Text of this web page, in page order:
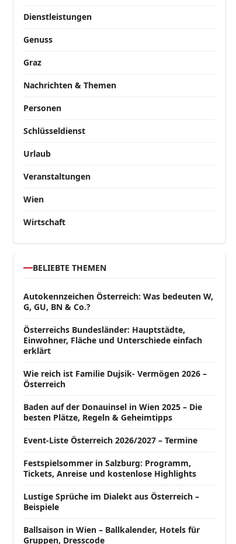
Dienstleistungen
Genuss
Graz
Nachrichten & Themen
Personen
Schlüsseldienst
Urlaub
Veranstaltungen
Wien
Wirtschaft
BELIEBTE THEMEN
Autokennzeichen Österreich: Was bedeuten W,
G, GU, BN & Co.?
Österreichs Bundesländer: Hauptstädte,
Einwohner, Fläche und Unterschiede einfach
erklärt
Wie reich ist Familie Dujsik- Vermögen 2026 –
Österreich
Baden auf der Donauinsel in Wien 2025 – Die
besten Plätze, Regeln & Geheimtipps
Event-Liste Österreich 2026/2027 – Termine
Festspielsommer in Salzburg: Programm,
Tickets, Anreise und kostenlose Highlights
Lustige Sprüche im Dialekt aus Österreich –
Beispiele
Ballsaison in Wien – Ballkalender, Hotels für
Gruppen, Dresscode